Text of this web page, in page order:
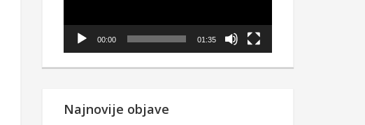
00:00 01:35
Najnovije objave